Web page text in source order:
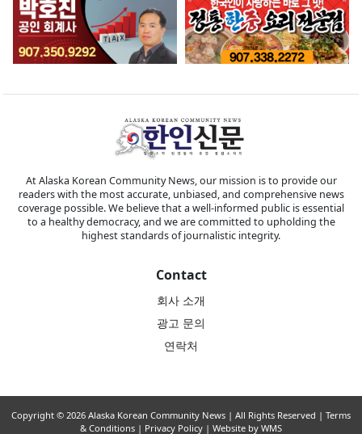
At Alaska Korean Community News, our mission is to provide our
readers with the most accurate, unbiased, and comprehensive news
coverage possible. We believe that a well-informed public is essential
to a healthy democracy, and we are committed to upholding the
highest standards of journalistic integrity.
Contact
회사 소개
광고 문의
연락처
Copyright © 2026 Alaska Korean Community News | All Rights Reserved | Terms
& Conditions | Privacy Policy | Website by WMS